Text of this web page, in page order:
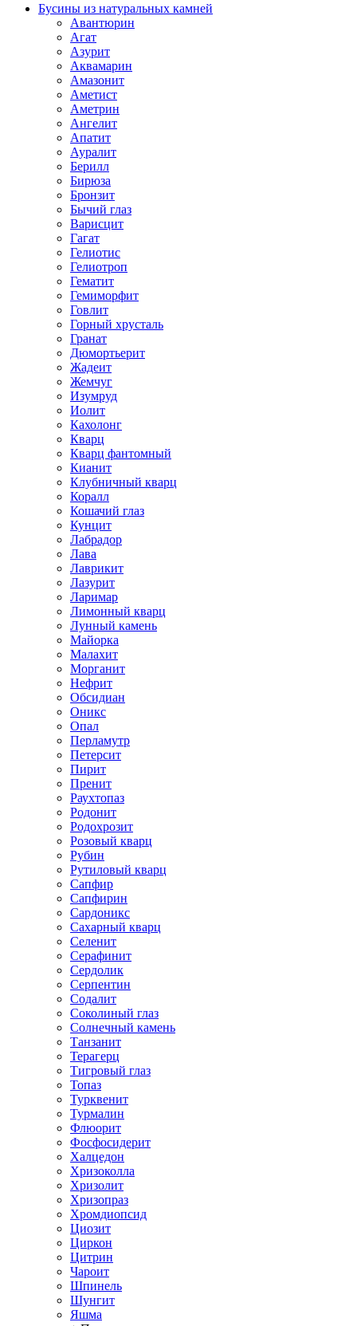
Бусины из натуральных камней
Авантюрин
Агат
Азурит
Аквамарин
Амазонит
Аметист
Аметрин
Ангелит
Апатит
Ауралит
Берилл
Бирюза
Бронзит
Бычий глаз
Варисцит
Гагат
Гелиотис
Гелиотроп
Гематит
Гемиморфит
Говлит
Горный хрусталь
Гранат
Дюмортьерит
Жадеит
Жемчуг
Изумруд
Иолит
Кахолонг
Кварц
Кварц фантомный
Кианит
Клубничный кварц
Коралл
Кошачий глаз
Кунцит
Лабрадор
Лава
Лаврикит
Лазурит
Ларимар
Лимонный кварц
Лунный камень
Майорка
Малахит
Морганит
Нефрит
Обсидиан
Оникс
Опал
Перламутр
Петерсит
Пирит
Пренит
Раухтопаз
Родонит
Родохрозит
Розовый кварц
Рубин
Рутиловый кварц
Сапфир
Сапфирин
Сардоникс
Сахарный кварц
Селенит
Серафинит
Сердолик
Серпентин
Содалит
Соколиный глаз
Солнечный камень
Танзанит
Терагерц
Тигровый глаз
Топаз
Турквенит
Турмалин
Флюорит
Фосфосидерит
Халцедон
Хризоколла
Хризолит
Хризопраз
Хромдиопсид
Циозит
Циркон
Цитрин
Чароит
Шпинель
Шунгит
Яшма